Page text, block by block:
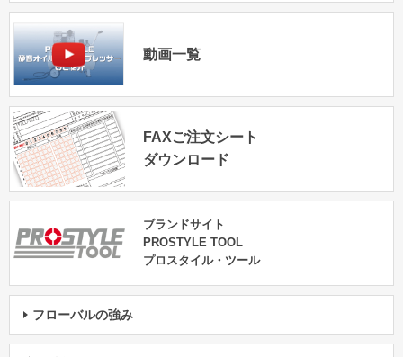
動画一覧
FAXご注文シート
ダウンロード
ブランドサイト
PROSTYLE TOOL
プロスタイル・ツール
フローバルの強み